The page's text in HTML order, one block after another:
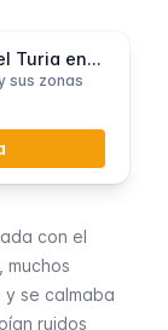
Excursión por el Jardín del Turia en Segway
sus zonas
con el
muchos
se calmaba
ruidos